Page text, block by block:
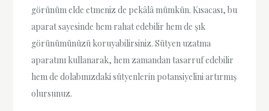
görünüm elde etmeniz de pekâlâ mümkün. Kısacası, bu
aparat sayesinde hem rahat edebilir hem de şık
görünümünüzü koruyabilirsiniz. Sütyen uzatma
aparatını kullanarak, hem zamandan tasarruf edebilir
hem de dolabınızdaki sütyenlerin potansiyelini artırmış
olursunuz.